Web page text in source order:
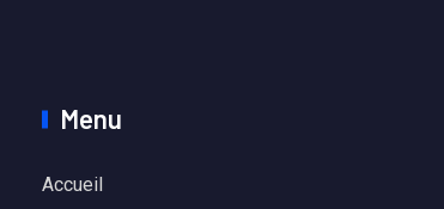
Menu
Accueil